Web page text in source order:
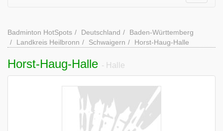
Badminton HotSpots Deutschland
Baden-Württemberg
Landkreis Heilbronn
Schwaigern Horst-Haug-Halle
Horst-Haug-Halle - Halle